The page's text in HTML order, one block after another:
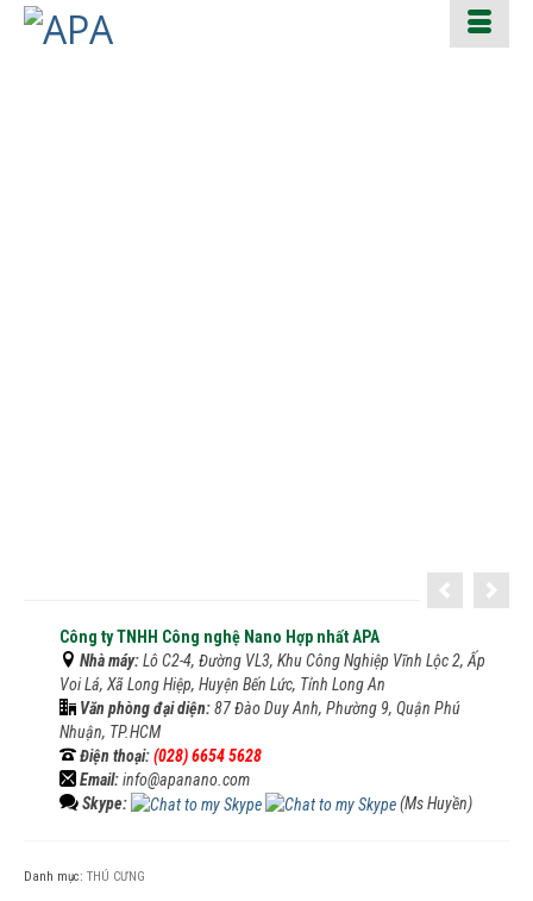
Công ty TNHH Công nghệ Nano Hợp nhất APA
Nhà máy:Lô C2-4, Đường VL3, Khu Công Nghiệp Vĩnh Lộc 2, Ấp
Voi Lá, Xã Long Hiệp, Huyện Bến Lức, Tỉnh Long An
Văn phòng đại diện:87 Đào Duy Anh, Phường 9, Quận Phú
Nhuận, TP.HCM
Điện thoại:(028) 6654 5628
Email:info@apanano.com
Skype:
(Ms Huyền)
Danh mục: THÚ CƯNG